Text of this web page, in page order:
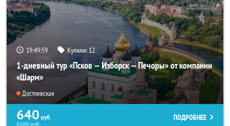
19:49:57 Купили: 12
1-дневный тур «Псков — Изборск — Печоры» от компании
«Шарм»
Достоевская
640 руб.
5100руб.
ПОДРОБНЕЕ